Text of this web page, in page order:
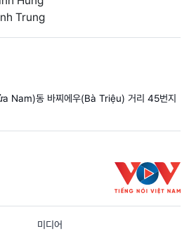
Trung
Nam)동 바찌에우(Bà Triệu) 거리 45번지
Hàn
미디어